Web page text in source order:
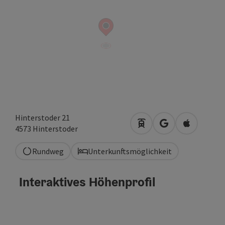
Hinterstoder 21
4573 Hinterstoder Anreise mitin Google Maps
in Apple
Rundweg Unterkunftsmöglichkeit
Interaktives Höhenprofil